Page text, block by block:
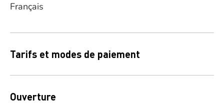
Français
Tarifs et modes de paiement
Ouverture